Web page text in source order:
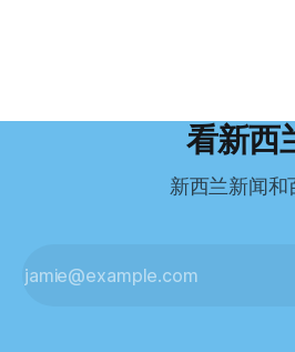
所需的英语门槛。 De Guzman选择了另一项考试——
Pearson Test of English，最终成绩
纽币，员工索赔金额仍在核算中。 整体债务规模，已经逼近
这导致公司财务记录尚未完全掌握，
在核查资产出售是否符合市
看新西
新西兰新闻和